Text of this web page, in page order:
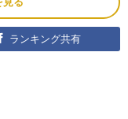
ランキング共有